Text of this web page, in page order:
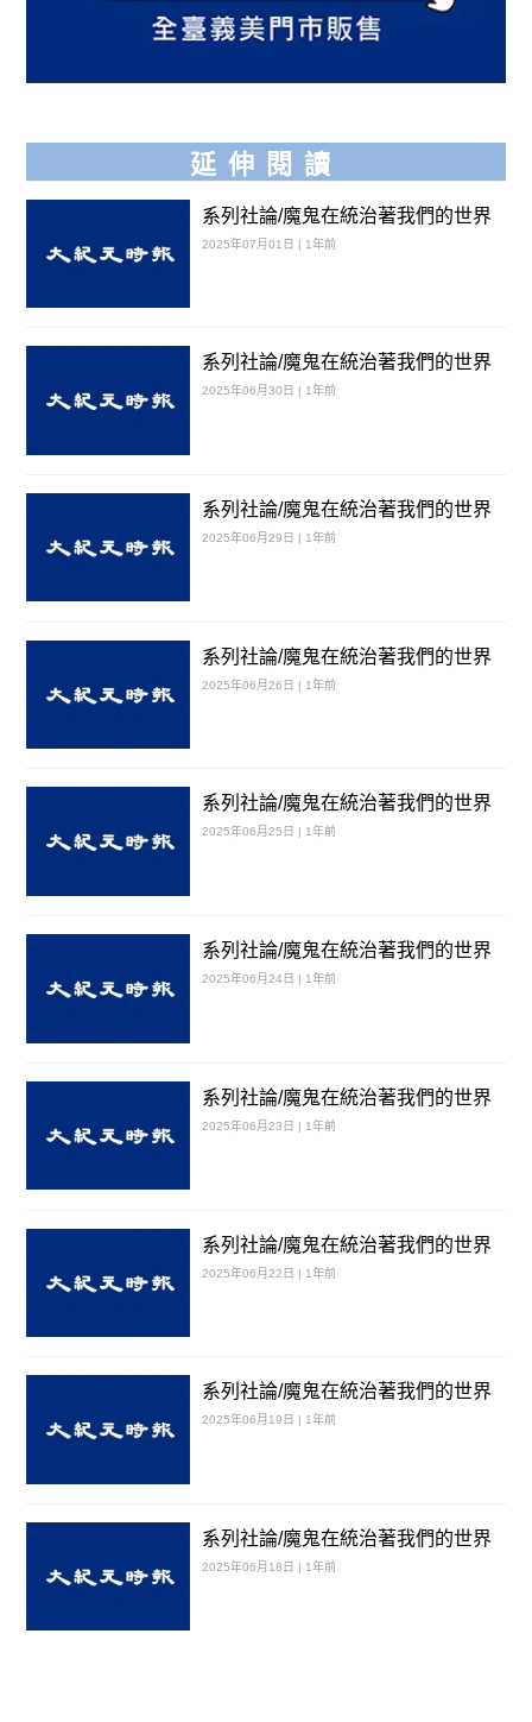
延伸閱讀
系列社論/魔鬼在統治著我們的世界
2025年07月01日 | 1年前
系列社論/魔鬼在統治著我們的世界
2025年06月30日 | 1年前
系列社論/魔鬼在統治著我們的世界
2025年06月29日 | 1年前
系列社論/魔鬼在統治著我們的世界
2025年06月26日 | 1年前
系列社論/魔鬼在統治著我們的世界
2025年06月25日 | 1年前
系列社論/魔鬼在統治著我們的世界
2025年06月24日 | 1年前
系列社論/魔鬼在統治著我們的世界
2025年06月23日 | 1年前
系列社論/魔鬼在統治著我們的世界
2025年06月22日 | 1年前
系列社論/魔鬼在統治著我們的世界
2025年06月19日 | 1年前
系列社論/魔鬼在統治著我們的世界
2025年06月18日 | 1年前